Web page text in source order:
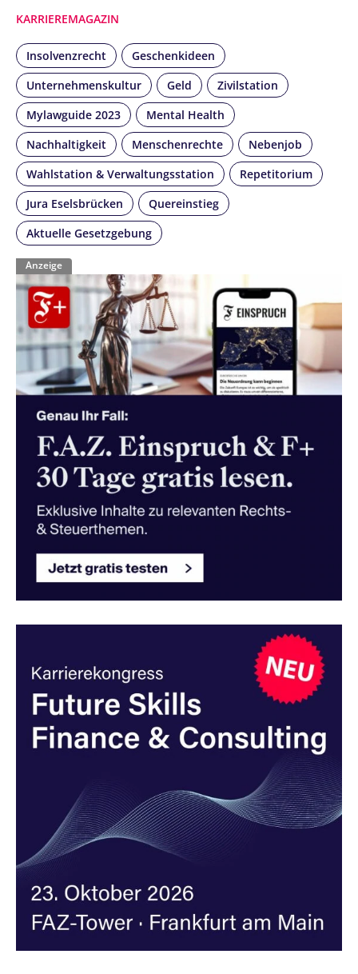
KARRIEREMAGAZIN
Insolvenzrecht
Geschenkideen
Unternehmenskultur
Geld
Zivilstation
Mylawguide 2023
Mental Health
Nachhaltigkeit
Menschenrechte
Nebenjob
Wahlstation & Verwaltungsstation
Repetitorium
Jura Eselsbrücken
Quereinstieg
Aktuelle Gesetzgebung
Anzeige